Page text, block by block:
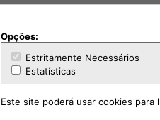
Opções:
Estritamente Necessários
Estatísticas
Este site poderá usar cookies para